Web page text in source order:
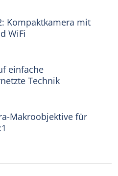
Kompaktkamera mit
WiFi
einfache
Technik
Makroobjektive für